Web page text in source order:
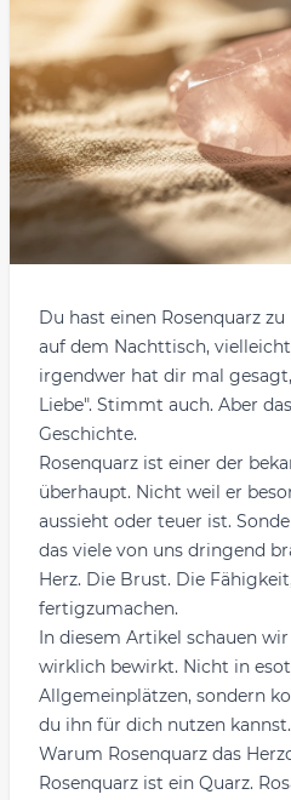
Du hast einen Rosenquarz
auf dem Nachttisch,
irgendwer hat dir mal
Liebe". Stimmt auch. Aber
Geschichte.
Rosenquarz ist einer der
überhaupt. Nicht weil er
aussieht oder teuer ist.
das viele von uns dringend
Herz. Die Brust. Die
fertigzumachen.
In diesem Artikel schauen
wirklich bewirkt. Nicht in
Allgemeinplätzen, sondern
du ihn für dich nutzen kannst.
Warum Rosenquarz das
Rosenquarz ist ein Quarz.